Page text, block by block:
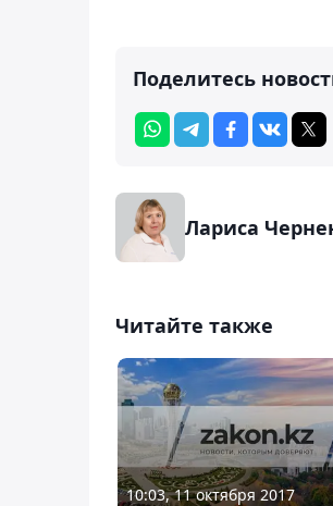
Поделитесь
Лариса
Читайте также
10:03, 11 октября 2017